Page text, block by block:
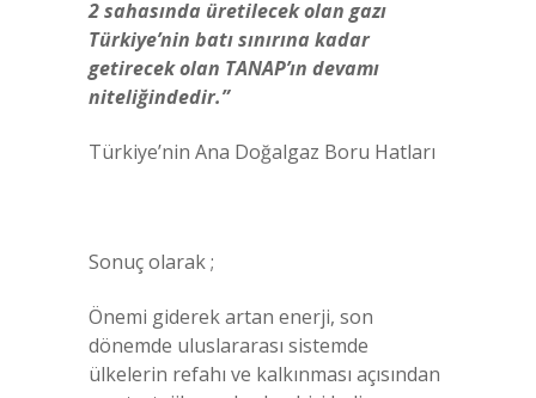
2 sahasında üretilecek olan gazı
Türkiye’nin batı sınırına kadar
getirecek olan TANAP’ın devamı
niteliğindedir.”
Türkiye’nin Ana Doğalgaz Boru Hatları
Sonuç olarak ;
Önemi giderek artan enerji, son
dönemde uluslararası sistemde
ülkelerin refahı ve kalkınması açısından